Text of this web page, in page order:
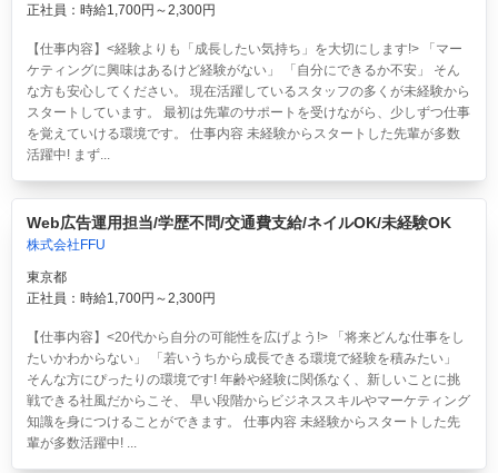
正社員：時給1,700円～2,300円
【仕事内容】<経験よりも「成長したい気持ち」を大切にします!> 「マー
ケティングに興味はあるけど経験がない」 「自分にできるか不安」 そん
な方も安心してください。 現在活躍しているスタッフの多くが未経験から
スタートしています。 最初は先輩のサポートを受けながら、少しずつ仕事
を覚えていける環境です。 仕事内容 未経験からスタートした先輩が多数
活躍中! まず...
Web広告運用担当/学歴不問/交通費支給/ネイルOK/未経験OK
株式会社FFU
東京都
正社員：時給1,700円～2,300円
【仕事内容】<20代から自分の可能性を広げよう!> 「将来どんな仕事をし
たいかわからない」 「若いうちから成長できる環境で経験を積みたい」
そんな方にぴったりの環境です! 年齢や経験に関係なく、新しいことに挑
戦できる社風だからこそ、 早い段階からビジネススキルやマーケティング
知識を身につけることができます。 仕事内容 未経験からスタートした先
輩が多数活躍中! ...